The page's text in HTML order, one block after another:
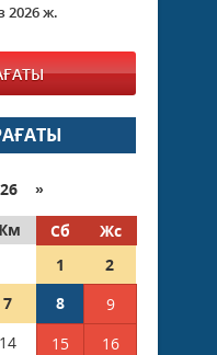
2026 ж.
»
Сб
Жс
1
2
7 8
9
14 15
16